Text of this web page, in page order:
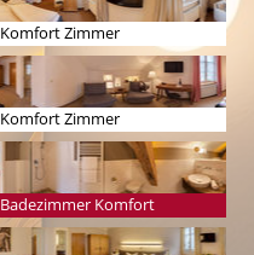
Komfort Zimmer
Komfort Zimmer
Badezimmer Komfort